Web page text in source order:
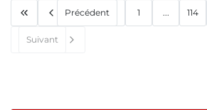
Précédent 1 ... 114
Suivant